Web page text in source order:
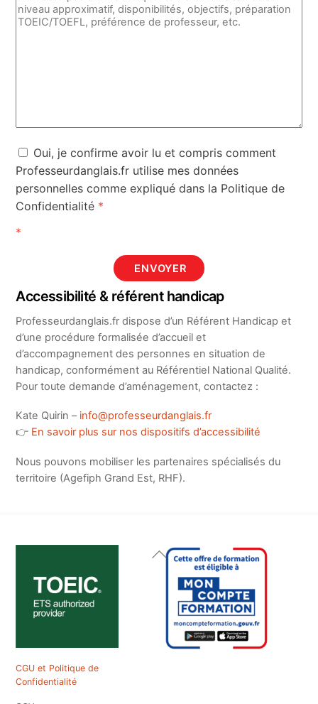
Oui, je confirme avoir lu et compris comment
Professeurdanglais.fr utilise mes données
personnelles comme expliqué dans la Politique de
Confidentialité *
*
ENVOYER
Accessibilité & référent handicap
Professeurdanglais.fr dispose d’un Référent Handicap et
d’une procédure formalisée d’accueil et
d’accompagnement des personnes en situation de
handicap, conformément au Référentiel National Qualité.
Pour toute demande d’aménagement, contactez :
Kate Quirin – info@professeurdanglais.fr
👉 En savoir plus sur nos dispositifs d’accessibilité
Nous pouvons mobiliser les partenaires spécialisés du
territoire (Agefiph Grand Est, RHF).
Back
CGU et Politique de
Confidentialité